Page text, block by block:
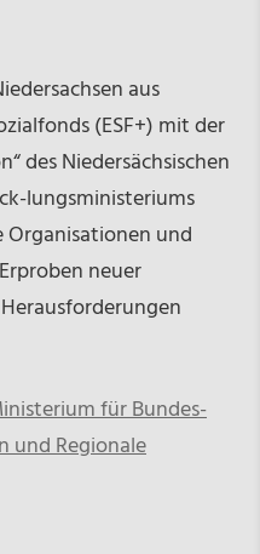
aus
(ESF+) mit der
des Niedersächsischen
lungsministeriums
und
neuer
für Bundes-
und Regionale